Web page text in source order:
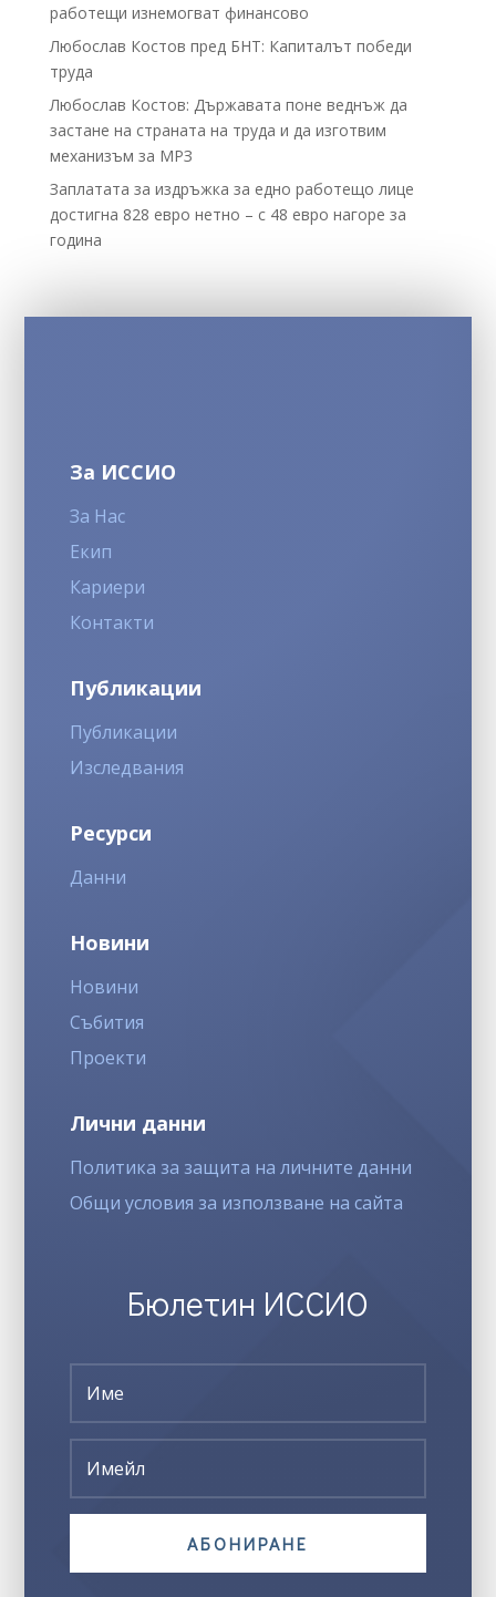
работещи изнемогват финансово
Любослав Костов пред БНТ: Капиталът победи
труда
Любослав Костов: Държавата поне веднъж да
застане на страната на труда и да изготвим
механизъм за МРЗ
Заплатата за издръжка за едно работещо лице
достигна 828 евро нетно – с 48 евро нагоре за
година
За ИССИО
За Нас
Екип
Кариери
Контакти
Публикации
Публикации
Изследвания
Ресурси
Данни
Новини
Новини
Събития
Проекти
Лични данни
Политика за защита на личните данни
Общи условия за използване на сайта
Бюлетин ИССИО
АБОНИРАНЕ